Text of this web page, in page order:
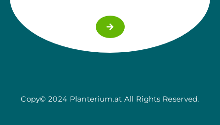
Copy© 2024 Planterium.at All Rights Reserved.